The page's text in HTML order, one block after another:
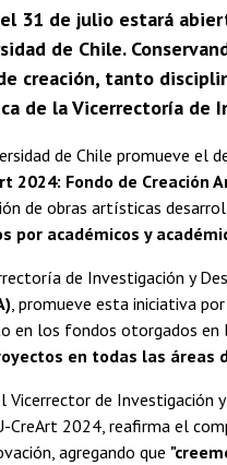
31 de julio estará
de Chile.
creación, tanto
de la Vicerrectoría de
de Chile promueve el
2024: Fondo de Creación
de obras artísticas
por académicos y
de Investigación y
, promueve esta iniciativa
en los fondos otorgados en
en todas las áreas
Vicerrector de Investigación
CreArt 2024, reafirma el
agregando que